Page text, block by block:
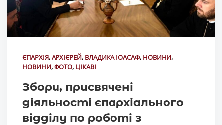
ЄПАРХІЯ,АРХІЄРЕЙ, ВЛАДИКА ІОАСАФ, НОВИНИ,
НОВИНИ,ФОТО, ЦІКАВІ
Збори, присвячені
діяльності єпархіального
відділу по роботі з